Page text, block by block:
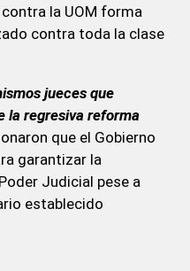
la UOM forma
contra toda la clase
jueces que
la regresiva reforma
que el Gobierno
garantizar la
Judicial pese a
establecido